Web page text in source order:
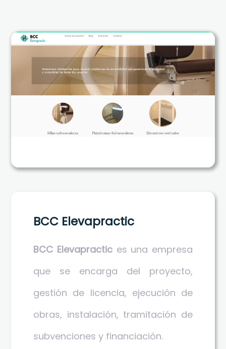
BCC Elevapractic
BCC Elevapractices una empresa
que se encarga del proyecto,
gestión de licencia, ejecución de
obras, instalación, tramitación de
subvenciones y financiación.